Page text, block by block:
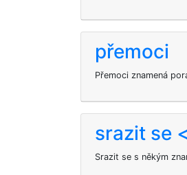
přemoci
Přemoci znamená
srazit se
Srazit se s někým